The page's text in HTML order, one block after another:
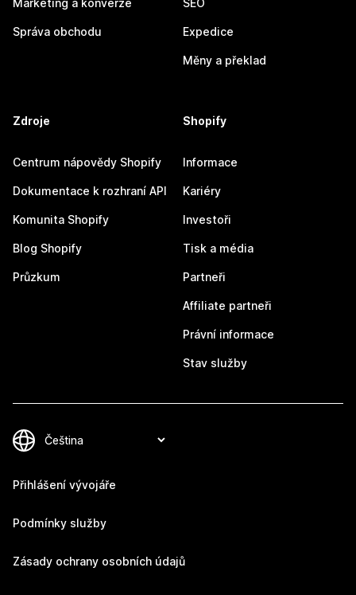
Marketing a konverze
Správa obchodu
SEO
Expedice
Měny a překlad
Zdroje
Centrum nápovědy Shopify
Dokumentace k rozhraní API
Komunita Shopify
Blog Shopify
Průzkum
Shopify
Informace
Kariéry
Investoři
Tisk a média
Partneři
Affiliate partneři
Právní informace
Stav služby
Přihlášení vývojáře
Podmínky služby
Zásady ochrany osobních údajů